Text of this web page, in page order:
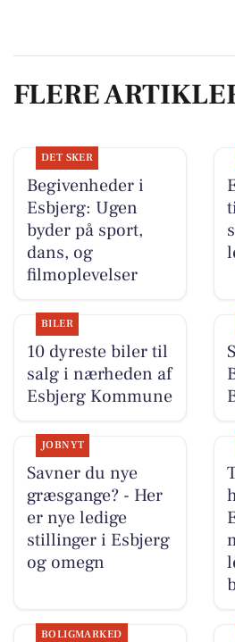
FLERE
DET SKER
Begivenheder i
Esbjerg: Ugen
byder på sport,
dans, og
filmoplevelser
BILER
10 dyreste biler til
salg i nærheden af
Esbjerg Kommune
JOBNYT
Savner du nye
græsgange? - Her
er nye ledige
stillinger i Esbjerg
og omegn
BOLIGMARKED